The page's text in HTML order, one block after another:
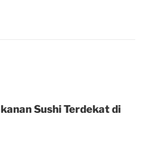
Sushi Terdekat di